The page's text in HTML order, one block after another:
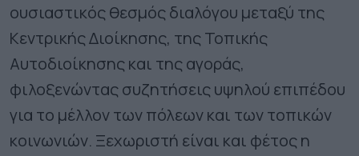
ουσιαστικός θεσμός διαλόγου μεταξύ της
Κεντρικής Διοίκησης, της Τοπικής
Αυτοδιοίκησης και της αγοράς,
φιλοξενώντας συζητήσεις υψηλού επιπέδου
για το μέλλον των πόλεων και των τοπικών
κοινωνιών. Ξεχωριστή είναι και φέτος η